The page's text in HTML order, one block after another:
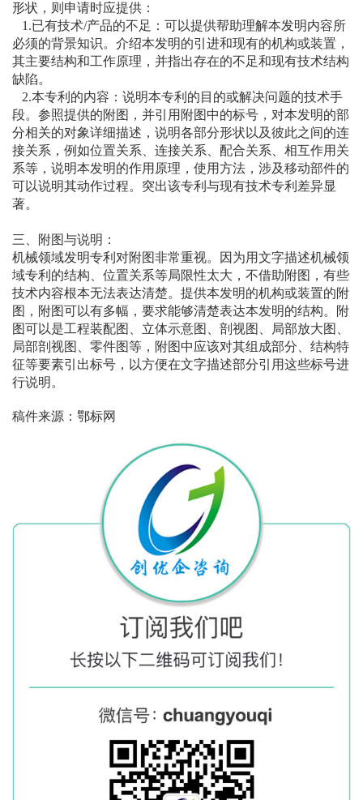
形状，则申请时应提供：
1.已有技术/产品的不足：可以提供帮助理解本发明内容所
必须的背景知识。介绍本发明的引进和现有的机构或装置，
其主要结构和工作原理，并指出存在的不足和现有技术结构
缺陷。
2.本专利的内容：说明本专利的目的或解决问题的技术手
段。参照提供的附图，并引用附图中的标号，对本发明的部
分相关的对象详细描述，说明各部分形状以及彼此之间的连
接关系，例如位置关系、连接关系、配合关系、相互作用关
系等，说明本发明的作用原理，使用方法，涉及移动部件的
可以说明其动作过程。突出该专利与现有技术专利差异显
著。
三、附图与说明：
机械领域发明专利对附图非常重视。因为用文字描述机械领
域专利的结构、位置关系等局限性太大，不借助附图，有些
技术内容根本无法表达清楚。提供本发明的机构或装置的附
图，附图可以有多幅，要求能够清楚表达本发明的结构。附
图可以是工程装配图、立体示意图、剖视图、局部放大图、
局部剖视图、零件图等，附图中应该对其组成部分、结构特
征等要素引出标号，以方便在文字描述部分引用这些标号进
行说明。
稿件来源：鄂标网